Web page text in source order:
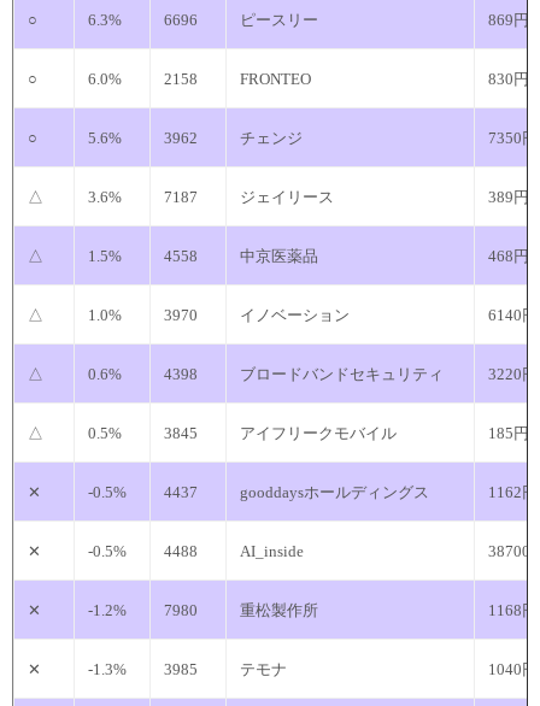
○ 6.3% 6696 ピースリー 869円
○ 6.0% 2158 FRONTEO 830円
○ 5.6% 3962 チェンジ 7350円
△ 3.6% 7187 ジェイリース 389円
△ 1.5% 4558 中京医薬品 468円
△ 1.0% 3970 イノベーション 6140円
△ 0.6% 4398 ブロードバンドセキュリティ 3220円
△ 0.5% 3845 アイフリークモバイル 185円
✕ -0.5% 4437 gooddaysホールディングス 1162円
✕ -0.5% 4488 AI_inside 38700
✕ -1.2% 7980 重松製作所 1168円
✕ -1.3% 3985 テモナ 1040円